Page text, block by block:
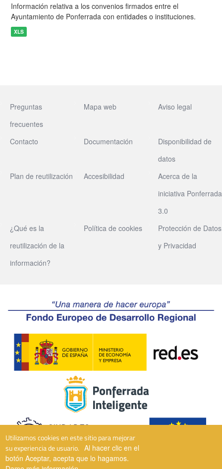
Información relativa a los convenios firmados entre el
Ayuntamiento de Ponferrada con entidades o instituciones.
XLS
Preguntas
frecuentes
Mapa web Aviso legal
Contacto Documentación
Disponibilidad de
datos
Plan de reutilización
Accesibilidad
Acerca de la
iniciativa Ponferrada
3.0
¿Qué es la
reutilización de la
información?
Política de cookies
Protección de Datos
y Privacidad
Utilizamos cookies en este sitio para mejorar
su experiencia de usuario. Al hacer clic en el
botón Aceptar, acepta que lo hagamos.